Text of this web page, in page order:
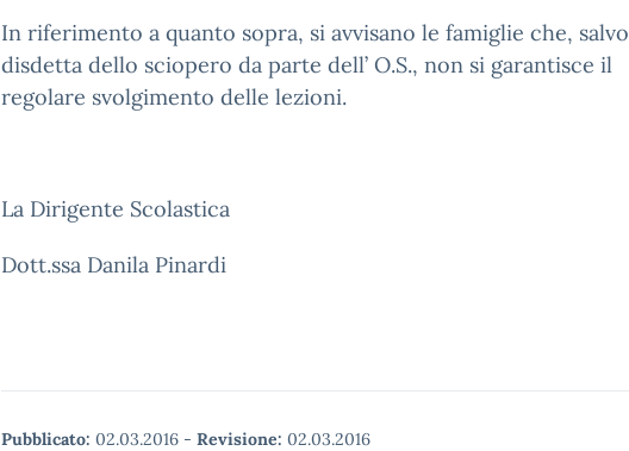
In riferimento a quanto sopra, si avvisano le famiglie che, salvo
disdetta dello sciopero da parte dell’ O.S., non si garantisce il
regolare svolgimento delle lezioni.
La Dirigente Scolastica
Dott.ssa Danila Pinardi
Pubblicato: 02.03.2016 - Revisione: 02.03.2016